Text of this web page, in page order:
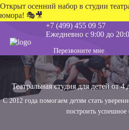
Открыт осенний набор в студии
юмора! 🎭🎥
+7 (499) 455 09 57
Ежедневно с 9:00 до
Перезвоните мне
Театральная студия для детей от 4
С 2012 года помогаем детям стать
построить успешное